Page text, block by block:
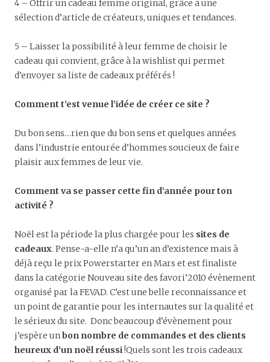
4 – Offrir un cadeau femme original, grâce à une
sélection d’article de créateurs, uniques et tendances.
5 – Laisser la possibilité à leur femme de choisir le
cadeau qui convient, grâce à la wishlist qui permet
d’envoyer sa liste de cadeaux préférés !
Comment t’est venue l’idée de créer ce site ?
Du bon sens…rien que du bon sens et quelques années
dans l’industrie entourée d’hommes soucieux de faire
plaisir aux femmes de leur vie.
Comment va se passer cette fin d’année pour ton
activité ?
Noël est la période la plus chargée pour les sites de
cadeaux. Pense-a-elle n’a qu’un an d’existence mais à
déjà reçu le prix Powerstarter en Mars et est finaliste
dans la catégorie Nouveau site des favori’2010 évènement
organisé par la FEVAD. C’est une belle reconnaissance et
un point de garantie pour les internautes sur la qualité et
le sérieux du site. Donc beaucoup d’évènement pour
j’espère unbon nombre de commandes et des clients
heureux d’un noël réussi!Quels sont les trois cadeaux